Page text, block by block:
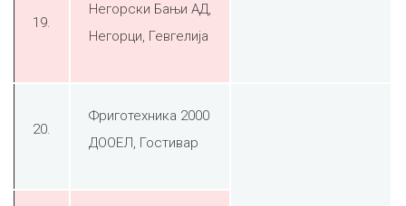
19.
Негорски Бањи АД,
Негорци, Гевгелијa
20.
Фриготехника 2000
ДООЕЛ, Гостивар